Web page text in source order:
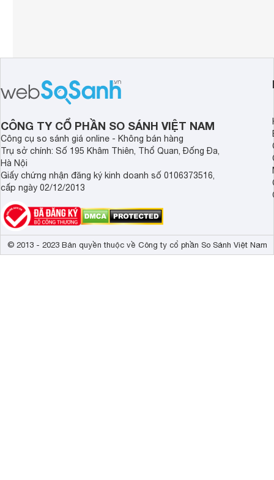
CÔNG TY CỔ PHẦN SO SÁNH VIỆT NAM
Công cụ so sánh giá online - Không bán hàng
Trụ sở chính: Số 195 Khâm Thiên, Thổ Quan, Đống Đa,
Hà Nội
Giấy chứng nhận đăng ký kinh doanh số 0106373516,
cấp ngày 02/12/2013
© 2013 - 2023 Bản quyền thuộc về Công ty cổ phần So Sánh Việt Nam